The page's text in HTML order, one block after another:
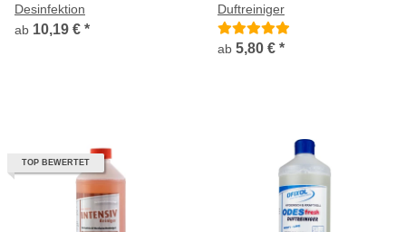
Desinfektion
ab 10,19 € *
Duftreiniger
ab 5,80 € *
TOP BEWERTET